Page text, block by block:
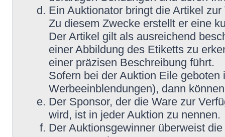
Ein Auktionator bringt die Artikel
Zu diesem Zwecke erstellt er eine
Der Artikel gilt als ausreichend
einer Abbildung des Etiketts zu
einer präzisen Beschreibung führt.
Sofern bei der Auktion Eile
Werbeeinblendungen), dann
Der Sponsor, der die Ware zur
wird, ist in jeder Auktion zu nennen.
Der Auktionsgewinner überweist